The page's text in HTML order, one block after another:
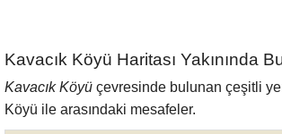
Kavacık Köyü Haritası Yakınında
Kavacık Köyü çevresinde bulunan çeşitli
Köyü ile arasındaki mesafeler.